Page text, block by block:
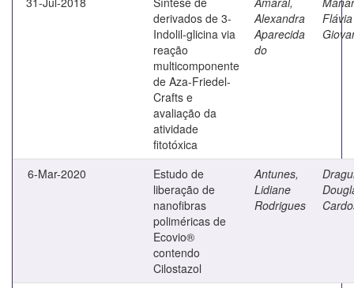
derivados de 3-
Indolil-glicina via
reação
multicomponente
de Aza-Friedel-
Crafts e
avaliação da
atividade
fitotóxica
Alexandra
Aparecida
do
Flávia
6-Mar-2020
Estudo de
liberação de
nanofibras
poliméricas de
Ecovio®
contendo
Cilostazol
Antunes,
Lidiane
Rodrigues